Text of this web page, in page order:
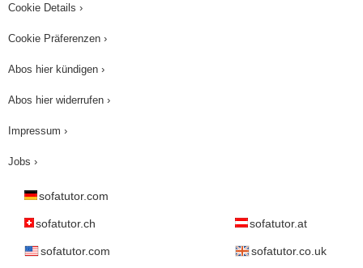
Cookie Details ›
Cookie Präferenzen ›
Abos hier kündigen ›
Abos hier widerrufen ›
Impressum ›
Jobs ›
sofatutor.com
sofatutor.ch sofatutor.at
sofatutor.com sofatutor.co.uk